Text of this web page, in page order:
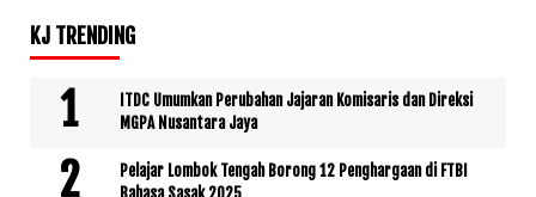
KJ TRENDING
ITDC Umumkan Perubahan Jajaran Komisaris dan Direksi
MGPA Nusantara Jaya
Pelajar Lombok Tengah Borong 12 Penghargaan di FTBI
Bahasa Sasak 2025